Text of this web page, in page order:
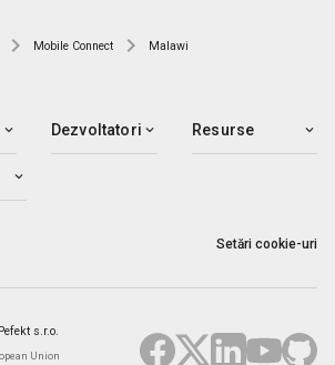
Mobile Connect Malawi
Dezvoltatori Resurse
Setări cookie-uri
s.r.o.
Union